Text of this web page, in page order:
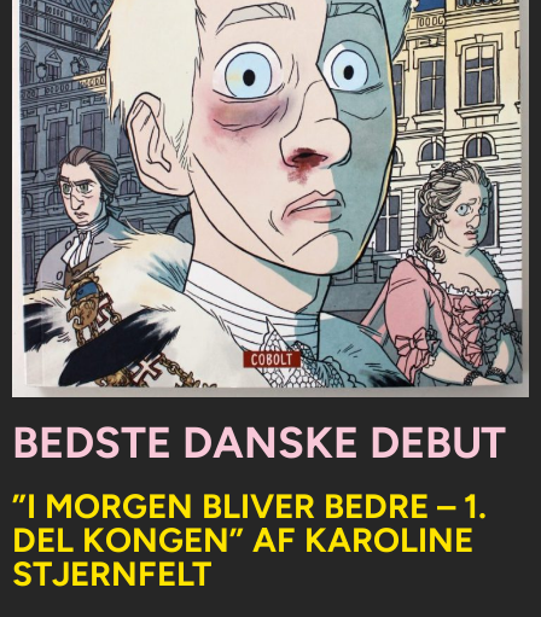
BEDSTE DANSKE DEBUT
”I MORGEN BLIVER BEDRE – 1.
DEL KONGEN” AF KAROLINE
STJERNFELT